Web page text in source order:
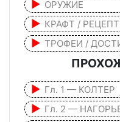
ОРУЖИЕ
КРАФТ /
ТРОФЕИ /
Гл. 1 — КОЛТЕР
Гл. 2 —